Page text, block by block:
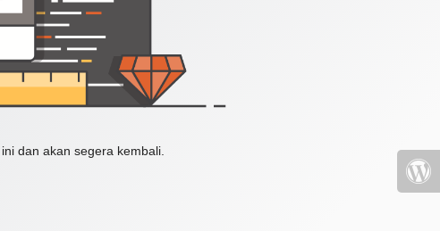
dan akan segera kembali.